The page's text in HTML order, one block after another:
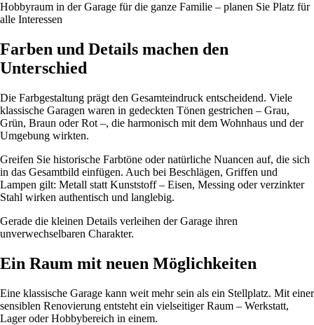
Hobbyraum in der Garage für die ganze Familie – planen Sie Platz für
alle Interessen
Farben und Details machen den
Unterschied
Die Farbgestaltung prägt den Gesamteindruck entscheidend. Viele
klassische Garagen waren in gedeckten Tönen gestrichen – Grau,
Grün, Braun oder Rot –, die harmonisch mit dem Wohnhaus und der
Umgebung wirkten.
Greifen Sie historische Farbtöne oder natürliche Nuancen auf, die sich
in das Gesamtbild einfügen. Auch bei Beschlägen, Griffen und
Lampen gilt: Metall statt Kunststoff – Eisen, Messing oder verzinkter
Stahl wirken authentisch und langlebig.
Gerade die kleinen Details verleihen der Garage ihren
unverwechselbaren Charakter.
Ein Raum mit neuen Möglichkeiten
Eine klassische Garage kann weit mehr sein als ein Stellplatz. Mit einer
sensiblen Renovierung entsteht ein vielseitiger Raum – Werkstatt,
Lager oder Hobbybereich in einem.